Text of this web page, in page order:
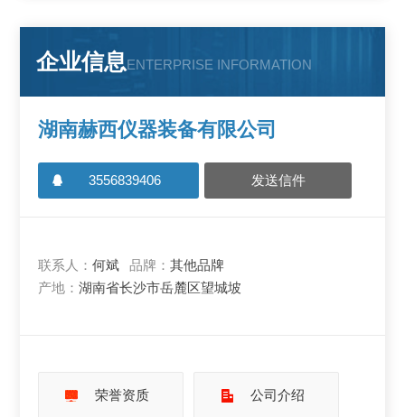
企业信息ENTERPRISE INFORMATION
湖南赫西仪器装备有限公司
3556839406 发送信件
联系人：何斌 品牌：其他品牌
产地：湖南省长沙市岳麓区望城坡
荣誉资质 公司介绍